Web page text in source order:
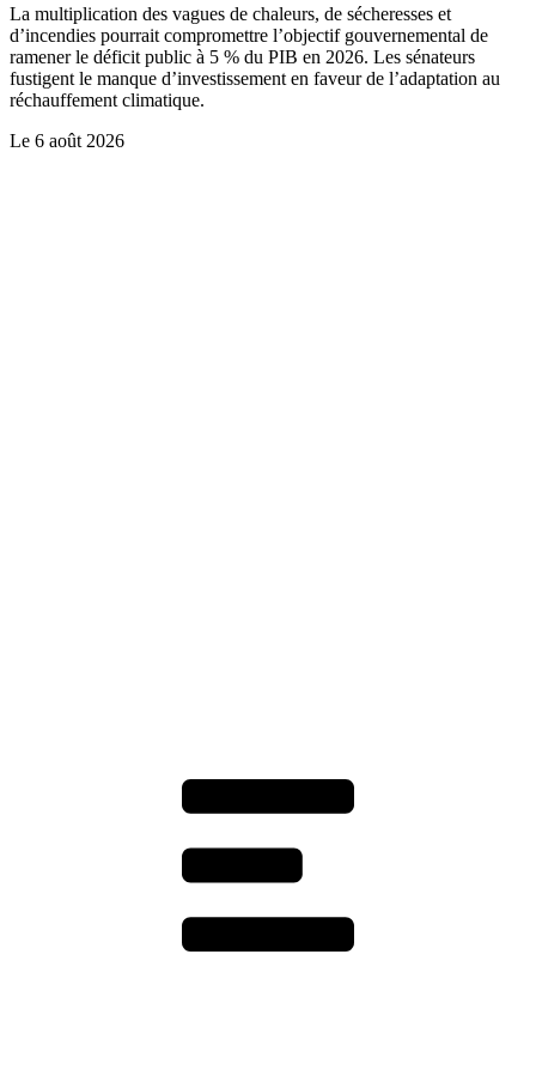
La multiplication des vagues de chaleurs, de sécheresses et
d’incendies pourrait compromettre l’objectif gouvernemental de
ramener le déficit public à 5 % du PIB en 2026. Les sénateurs
fustigent le manque d’investissement en faveur de l’adaptation au
réchauffement climatique.
Le 6 août 2026